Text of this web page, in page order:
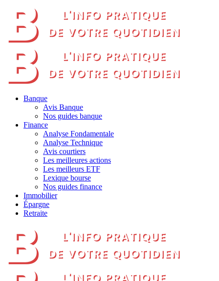
Banque
Avis Banque
Nos guides banque
Finance
Analyse Fondamentale
Analyse Technique
Avis courtiers
Les meilleures actions
Les meilleurs ETF
Lexique bourse
Nos guides finance
Immobilier
Épargne
Retraite